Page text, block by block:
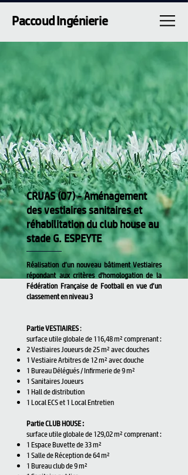
Paccoud Ingénierie
CRUAS (07) - Aménagement
des vestiaires sanitaires et
réhabilitation du club house au
stade G. ESPEYTE
Réalisation d’un nouveau bâtiment Vestiaires
répondant aux critères d'homologation de la
Fédération Française de Football en vue d’un
classement en niveau 3
Partie VESTIAIRES:
surface utile globale de 116,48 m² comprenant :
2 Vestiaires Joueurs de 25 m² avec douches
1 Vestiaire Arbitres de 12 m² avec douche
1 Bureau Délégués / Infirmerie de 9 m²
1 Sanitaires Joueurs
1 Hall de distribution
1 Local ECS et 1 Local Entretien
Partie CLUB HOUSE :
surface utile globale de 129,02 m² comprenant :
1 Espace Buvette de 33 m²
1 Salle de Réception de 64 m²
1 Bureau club de 9 m²